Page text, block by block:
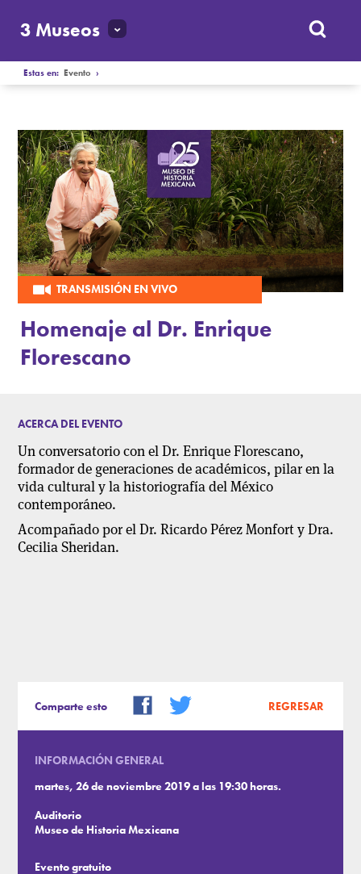
3 Museos
Estas en:Evento ›
TRANSMISIÓN EN VIVO
Homenaje al Dr. Enrique
Florescano
ACERCA DEL EVENTO
Un conversatorio con el Dr. Enrique Florescano,
formador de generaciones de académicos, pilar en la
vida cultural y la historiografía del México
contemporáneo.
Acompañado por el Dr. Ricardo Pérez Monfort y Dra.
Cecilia Sheridan.
Comparte esto REGRESAR
INFORMACIÓN GENERAL
martes, 26 de noviembre 2019 a las 19:30 horas.
Auditorio
Museo de Historia Mexicana
Evento gratuito